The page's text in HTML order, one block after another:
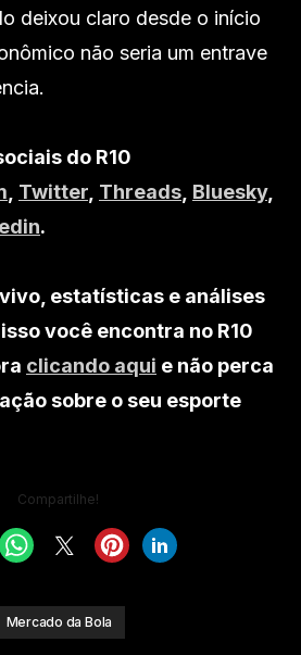
deixou claro desde o início
não seria um entrave
do R10
Twitter Threads Bluesky,
.
estatísticas e análises
você encontra no R10
clicando aqui e não perca
sobre o seu esporte
Compartilhe!
Mercado da Bola